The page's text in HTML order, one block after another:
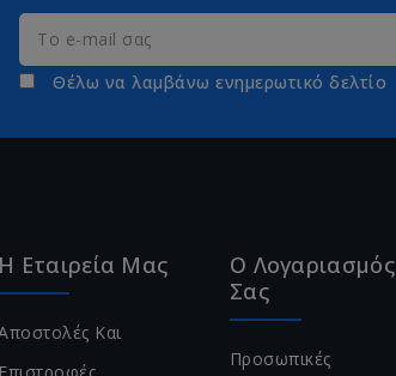
Θέλω να λαμβάνω ενημερωτικό δελτίο
Η Εταιρεία Μας
Και
Επιστροφές
Ο Λογαριασμός
Σας
Προσωπικές